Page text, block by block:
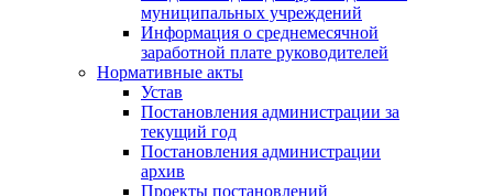
муниципальных учреждений
Информация о среднемесячной
заработной плате руководителей
Нормативные акты
Устав
Постановления администрации за
текущий год
Постановления администрации
архив
Проекты постановлений